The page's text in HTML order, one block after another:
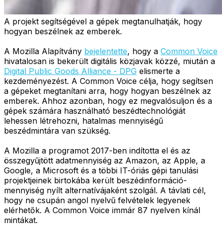
A projekt segítségével a gépek megtanulhatják, hogy
hogyan beszélnek az emberek.
A Mozilla Alapítvány bejelentette, hogy a Common Voice
hivatalosan is bekerült digitális közjavak közzé, miután a
Digital Public Goods Alliance - DPG elismerte a
kezdeményezést. A Common Voice célja, hogy segítsen
a gépeket megtanítani arra, hogy hogyan beszélnek az
emberek. Ahhoz azonban, hogy ez megvalósuljon és a
gépek számára használható beszédtechnológiát
lehessen létrehozni, hatalmas mennyiségű
beszédmintára van szükség.
A Mozilla a programot 2017-ben indította el és az
összegyűjtött adatmennyiség az Amazon, az Apple, a
Google, a Microsoft és a többi IT-óriás gépi tanulási
projektjeinek birtokába került beszédinformáció-
mennyiség nyílt alternatívájaként szolgál. A távlati cél,
hogy ne csupán angol nyelvű felvételek legyenek
elérhetők. A Common Voice immár 87 nyelven kínál
mintákat.